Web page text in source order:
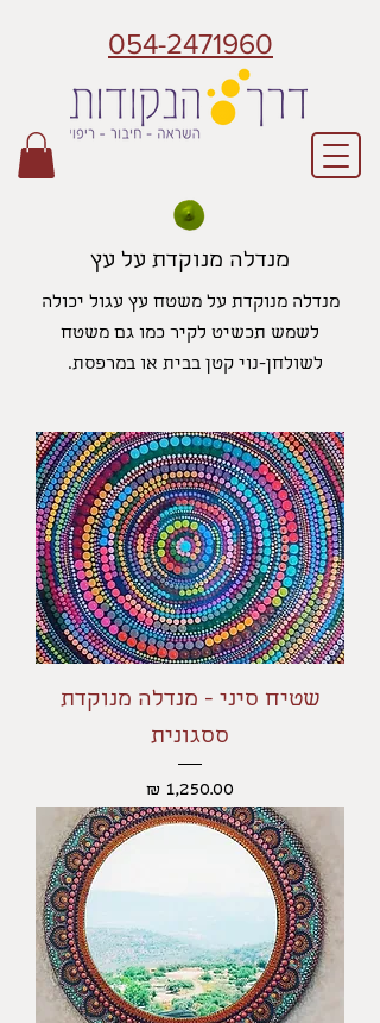
054-2471960
מנדלה מנוקדת על עץ
מנדלה מנוקדת על משטח עץ עגול יכולה
לשמש תכשיט לקיר כמו גם משטח
לשולחן-נוי קטן בבית או במרפסת.
שטיח סיני - מנדלה מנוקדת
ססגונית
מחיר